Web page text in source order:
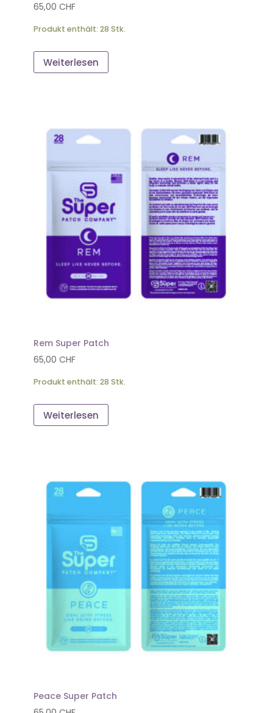
65,00 CHF
Produkt enthält: 28 Stk.
Weiterlesen
Rem Super Patch
65,00 CHF
Produkt enthält: 28 Stk.
Weiterlesen
Peace Super Patch